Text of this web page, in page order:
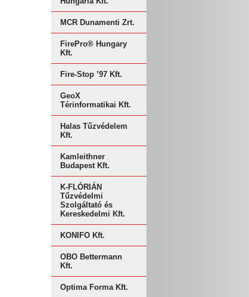
MCR Dunamenti Zrt.
FirePro® Hungary
Kft.
Fire-Stop ’97 Kft.
GeoX
Térinformatikai Kft.
Halas Tűzvédelem
Kft.
Kamleithner
Budapest Kft.
K-FLÓRIÁN
Tűzvédelmi
Szolgáltató és
Kereskedelmi Kft.
KONIFO Kft.
OBO Bettermann
Kft.
Optima Forma Kft.